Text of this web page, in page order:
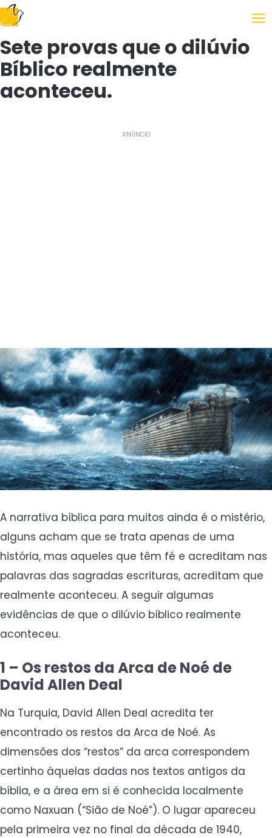
Following the Gospel
Sete provas que o dilúvio
Bíblico realmente
aconteceu.
ANÚNCIO
A narrativa bíblica para muitos ainda é o mistério,
alguns acham que se trata apenas de uma
história, mas aqueles que têm fé e acreditam nas
palavras das sagradas escrituras, acreditam que
realmente aconteceu. A seguir algumas
evidências de que o dilúvio bíblico realmente
aconteceu.
1 – Os restos da Arca de Noé de
David Allen Deal
Na Turquia, David Allen Deal acredita ter
encontrado os restos da Arca de Noé. As
dimensões dos “restos” da arca correspondem
certinho àquelas dadas nos textos antigos da
bíblia, e a área em si é conhecida localmente
como Naxuan (“Sião de Noé”). O lugar apareceu
pela primeira vez no final da década de 1940,